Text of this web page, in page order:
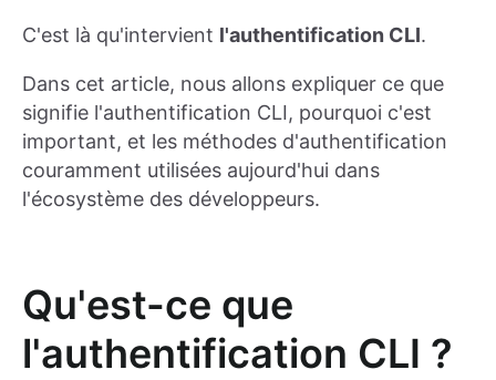
C'est là qu'intervient l'authentification CLI.
Dans cet article, nous allons expliquer ce que
signifie l'authentification CLI, pourquoi c'est
important, et les méthodes d'authentification
couramment utilisées aujourd'hui dans
l'écosystème des développeurs.
Qu'est-ce que
l'authentification CLI ?